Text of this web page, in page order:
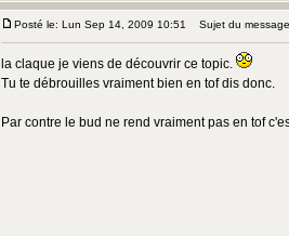
Posté le: Lun Sep 14, 2009 10:51 Sujet du
la claque je viens de découvrir ce topic.
Tu te débrouilles vraiment bien en tof dis donc.
Par contre le bud ne rend vraiment pas en tof